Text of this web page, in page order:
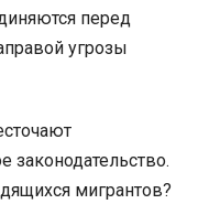
перед
угрозы
законодательство.
мигрантов?